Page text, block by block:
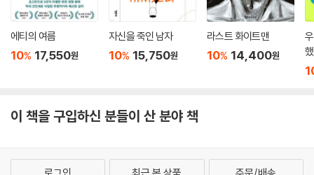
에티의 여름
10% 17,550원
자신을 죽인 남자
10% 15,750원
라스트 화이트맨
10% 14,400원
이 책을 구입하신 분들이 산 분야 책